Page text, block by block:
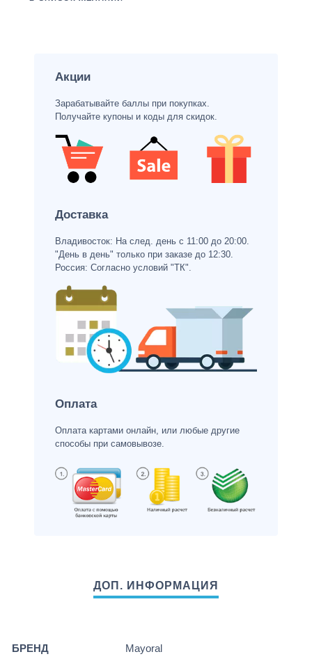
Акции
Зарабатывайте баллы при покупках.
Получайте купоны и коды для скидок.
Доставка
Владивосток: На след. день с 11:00 до 20:00.
"День в день" только при заказе до 12:30.
Россия: Согласно условий "ТК".
Оплата
Оплата картами онлайн, или любые другие
способы при самовывозе.
БРЕНД Mayoral